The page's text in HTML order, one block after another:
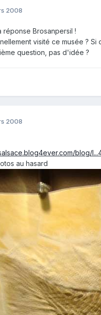
2008
réponse Brosanpersil !
visité ce musée ?
question, pas d'idée ?
2008
blog/
au hasard